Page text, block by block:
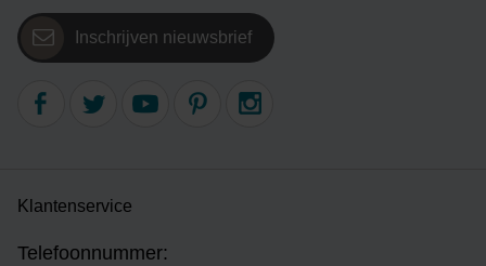
Inschrijven nieuwsbrief
Klantenservice
Telefoonnummer: